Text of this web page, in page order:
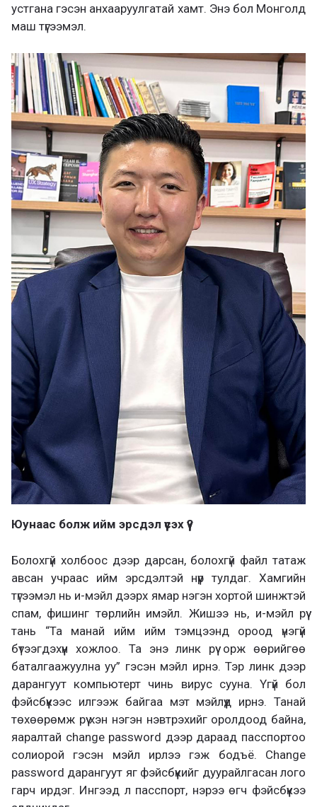
устгана гэсэн анхааруулгатай хамт. Энэ бол Монголд
маш түгээмэл.
Юунаас болж ийм эрсдэл үүсэх үү?
Болохгүй холбоос дээр дарсан, болохгүй файл татаж
авсан учраас ийм эрсдэлтэй нүүр тулдаг. Хамгийн
түгээмэл нь и-мэйл дээрх ямар нэгэн хортой шинжтэй
спам, фишинг төрлийн имэйл. Жишээ нь, и-мэйл рүү
тань “Та манай ийм ийм тэмцээнд ороод үнэгүй
бүтээгдэхүүн хожлоо. Та энэ линк рүү орж өөрийгөө
баталгаажуулна уу” гэсэн мэйл ирнэ. Тэр линк дээр
дарангуут компьютерт чинь вирус сууна. Үгүй бол
фэйсбүүкээс илгээж байгаа мэт мэйлүүд ирнэ. Танай
төхөөрөмж рүү хэн нэгэн нэвтрэхийг оролдоод байна,
яаралтай change password дээр дараад пасспортоо
солиорой гэсэн мэйл ирлээ гэж бодъё. Change
password дарангуут яг фэйсбүүкийг дуурайлгасан лого
гарч ирдэг. Ингээд л пасспорт, нэрээ өгч фэйсбүүкээ